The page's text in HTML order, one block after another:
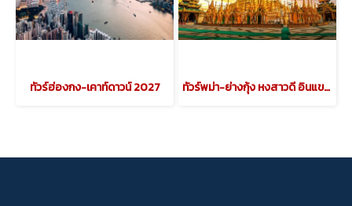
ทัวร์ฮ่องกง-เคาท์ดาวน์ 2027 ทัวร์พม่า-ย่างกุ้ง หงสาวดี อินแขวน